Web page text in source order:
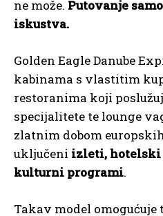
ne može. Putovanje
iskustva.
Golden Eagle Danube
kabinama s vlastitim
restoranima koji
specijalitete te lounge
zlatnim dobom
uključeni izleti, hotelski
kulturni programi.
Takav model